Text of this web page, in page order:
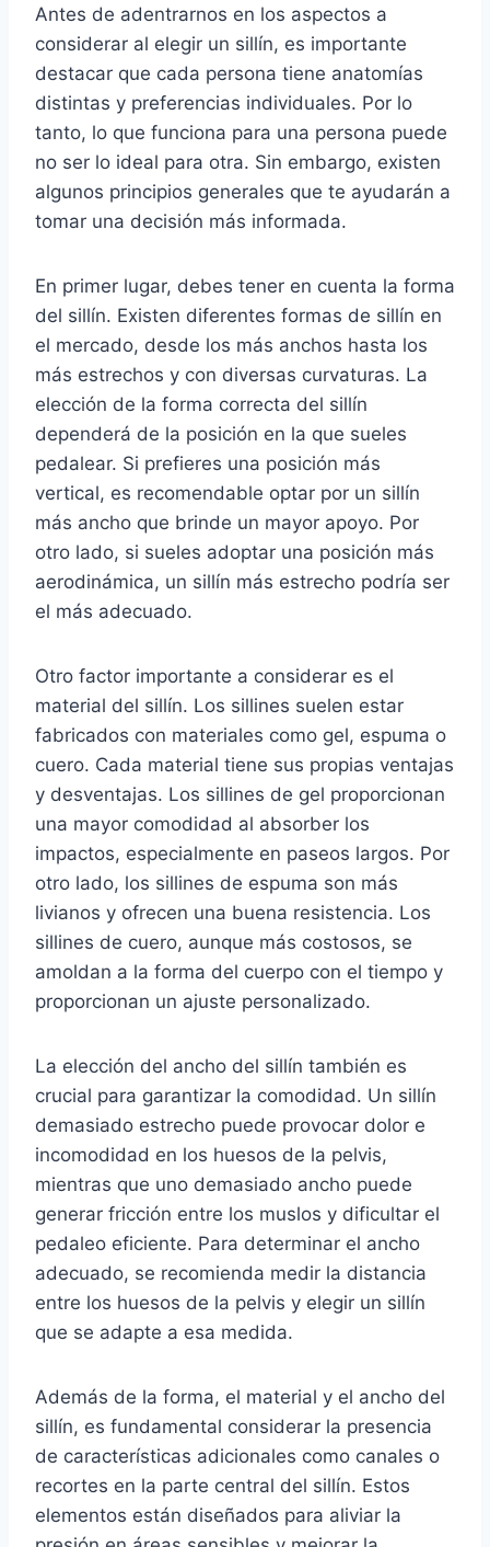
Antes de adentrarnos en los aspectos a
considerar al elegir un sillín, es importante
destacar que cada persona tiene anatomías
distintas y preferencias individuales. Por lo
tanto, lo que funciona para una persona puede
no ser lo ideal para otra. Sin embargo, existen
algunos principios generales que te ayudarán a
tomar una decisión más informada.
En primer lugar, debes tener en cuenta la forma
del sillín. Existen diferentes formas de sillín en
el mercado, desde los más anchos hasta los
más estrechos y con diversas curvaturas. La
elección de la forma correcta del sillín
dependerá de la posición en la que sueles
pedalear. Si prefieres una posición más
vertical, es recomendable optar por un sillín
más ancho que brinde un mayor apoyo. Por
otro lado, si sueles adoptar una posición más
aerodinámica, un sillín más estrecho podría ser
el más adecuado.
Otro factor importante a considerar es el
material del sillín. Los sillines suelen estar
fabricados con materiales como gel, espuma o
cuero. Cada material tiene sus propias ventajas
y desventajas. Los sillines de gel proporcionan
una mayor comodidad al absorber los
impactos, especialmente en paseos largos. Por
otro lado, los sillines de espuma son más
livianos y ofrecen una buena resistencia. Los
sillines de cuero, aunque más costosos, se
amoldan a la forma del cuerpo con el tiempo y
proporcionan un ajuste personalizado.
La elección del ancho del sillín también es
crucial para garantizar la comodidad. Un sillín
demasiado estrecho puede provocar dolor e
incomodidad en los huesos de la pelvis,
mientras que uno demasiado ancho puede
generar fricción entre los muslos y dificultar el
pedaleo eficiente. Para determinar el ancho
adecuado, se recomienda medir la distancia
entre los huesos de la pelvis y elegir un sillín
que se adapte a esa medida.
Además de la forma, el material y el ancho del
sillín, es fundamental considerar la presencia
de características adicionales como canales o
recortes en la parte central del sillín. Estos
elementos están diseñados para aliviar la